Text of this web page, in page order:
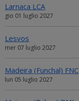
Larnaca LCA
gio 01 luglio 2027
Lesvos
mer 07 luglio 2027
Madeira (Funchal) FNC
lun 05 luglio 2027